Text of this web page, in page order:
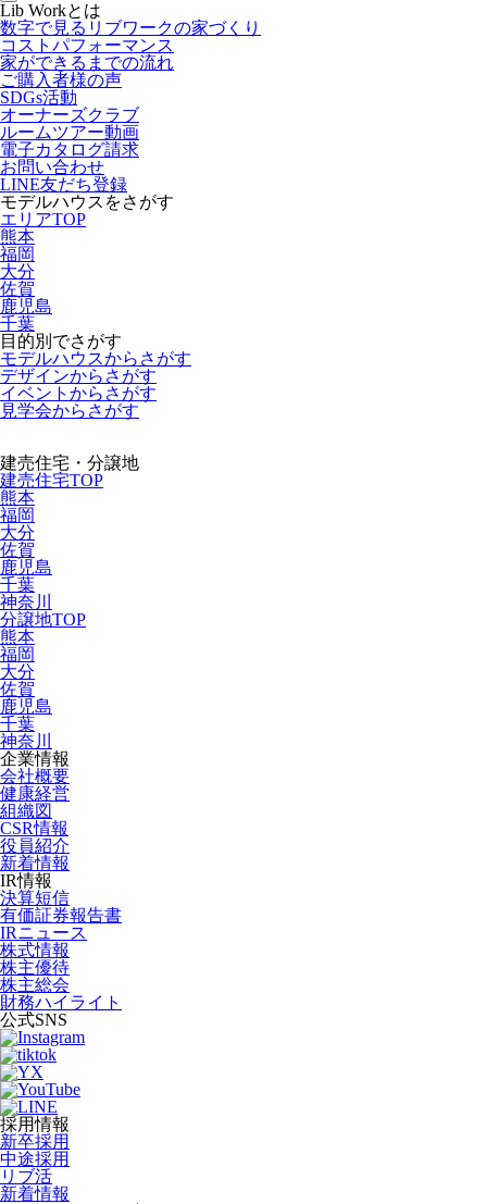
Lib Workとは
数字で見るリブワークの家づくり
コストパフォーマンス
家ができるまでの流れ
ご購入者様の声
SDGs活動
オーナーズクラブ
ルームツアー動画
電子カタログ請求
お問い合わせ
LINE友だち登録
モデルハウスをさがす
エリアTOP
熊本
福岡
大分
佐賀
鹿児島
千葉
目的別でさがす
モデルハウスからさがす
デザインからさがす
イベントからさがす
見学会からさがす
建売住宅・分譲地
建売住宅TOP
熊本
福岡
大分
佐賀
鹿児島
千葉
神奈川
分譲地TOP
熊本
福岡
大分
佐賀
鹿児島
千葉
神奈川
企業情報
会社概要
健康経営
組織図
CSR情報
役員紹介
新着情報
IR情報
決算短信
有価証券報告書
IRニュース
株式情報
株主優待
株主総会
財務ハイライト
公式SNS
採用情報
新卒採用
中途採用
リブ活
新着情報